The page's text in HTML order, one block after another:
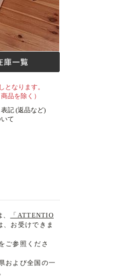
となります。
品を除く）
記 (返品など)
て
「ATTENTIO
お受けできま
ご参照くださ
および全国の一